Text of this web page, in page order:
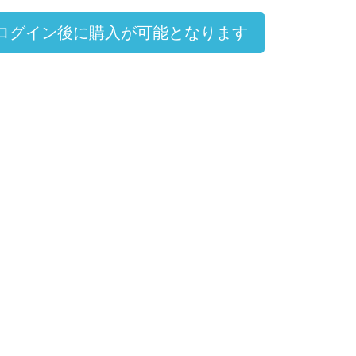
グイン後に購入が可能となります